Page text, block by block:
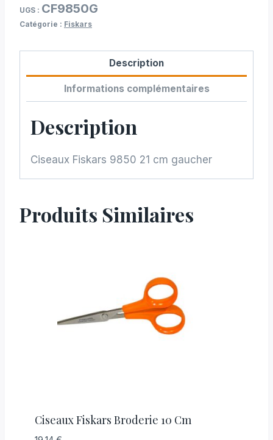
UGS : CF9850G
Catégorie : Fiskars
Description
Informations complémentaires
Description
Ciseaux Fiskars 9850 21 cm gaucher
Produits Similaires
Ciseaux Fiskars Broderie 10 Cm